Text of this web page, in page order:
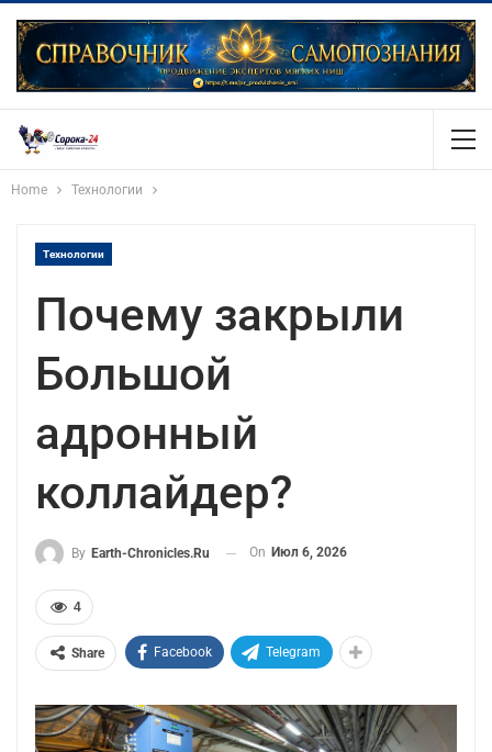
Home Технологии
Технологии
Почему закрыли
Большой
адронный
коллайдер?
By Earth-Chronicles.ru On Июл 6, 2026
4
Share Facebook Telegram